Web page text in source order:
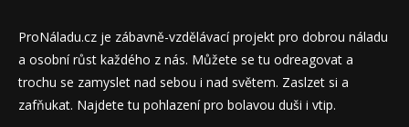
ProNáladu.cz je zábavně-vzdělávací projekt pro dobrou náladu
a osobní růst každého z nás. Můžete se tu odreagovat a
trochu se zamyslet nad sebou i nad světem. Zaslzet si a
zafňukat. Najdete tu pohlazení pro bolavou duši i vtip.